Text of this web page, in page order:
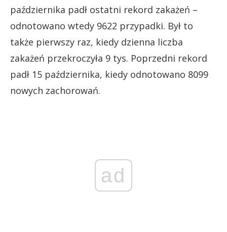
października padł ostatni rekord zakażeń –
odnotowano wtedy 9622 przypadki. Był to
także pierwszy raz, kiedy dzienna liczba
zakażeń przekroczyła 9 tys. Poprzedni rekord
padł 15 października, kiedy odnotowano 8099
nowych zachorowań.
ad